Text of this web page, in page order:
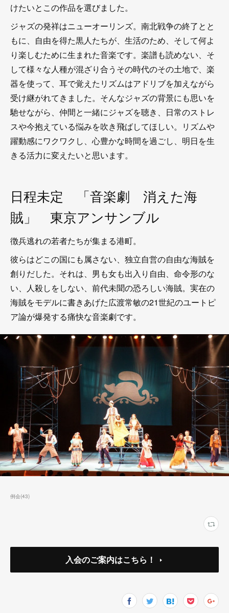
けたいとこの作品を選びました。
ジャズの発祥はニューオーリンズ。南北戦争の終了とと
もに、自由を得た黒人たちが、生活のため、そして何よ
り楽しむために生まれた音楽です。楽譜も読めない、そ
して様々な人種が混ざり合うその時代のその土地で、楽
器を使って、耳で覚えたリズムはアドリブを加えながら
受け継がれてきました。そんなジャズの背景にも思いを
馳せながら、仲間と一緒にジャズを聴き、日常のストレ
スや今抱えている悩みを吹き飛ばしてほしい。リズムや
躍動感にワクワクし、心豊かな時間を過ごし、明日を生
きる活力に変えたいと思います。
日程未定 「音楽劇 消えた海
賊」 東京アンサンブル
徴兵逃れの若者たちが集まる港町。
彼らはどこの国にも属さない、独立自営の自由な海賊を
創りだした。それは、男も女も出入り自由、命令形のな
い、人殺しをしない、前代未聞の恐ろしい海賊。実在の
海賊をモデルに書きあげた広渡常敏の21世紀のユートピ
ア論が爆発する痛快な音楽劇です。
例会(43)
入会のご案内はこちら！